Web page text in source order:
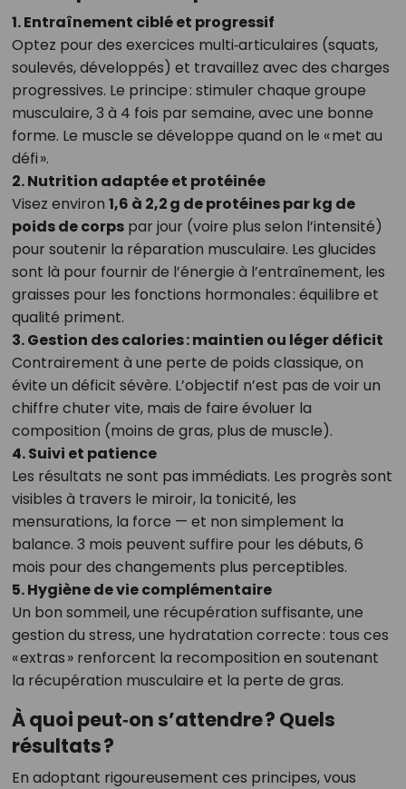
1. Entraînement ciblé et progressif
Optez pour des exercices multi‑articulaires (squats,
soulevés, développés) et travaillez avec des charges
progressives. Le principe : stimuler chaque groupe
musculaire, 3 à 4 fois par semaine, avec une bonne
forme. Le muscle se développe quand on le « met au
défi ».
2. Nutrition adaptée et protéinée
Visez environ 1,6 à 2,2 g de protéines par kg de
poids de corpspar jour (voire plus selon l’intensité)
pour soutenir la réparation musculaire. Les glucides
sont là pour fournir de l’énergie à l’entraînement, les
graisses pour les fonctions hormonales : équilibre et
qualité priment.
3. Gestion des calories : maintien ou léger déficit
Contrairement à une perte de poids classique, on
évite un déficit sévère. L’objectif n’est pas de voir un
chiffre chuter vite, mais de faire évoluer la
composition (moins de gras, plus de muscle).
4. Suivi et patience
Les résultats ne sont pas immédiats. Les progrès sont
visibles à travers le miroir, la tonicité, les
mensurations, la force — et non simplement la
balance. 3 mois peuvent suffire pour les débuts, 6
mois pour des changements plus perceptibles.
5. Hygiène de vie complémentaire
Un bon sommeil, une récupération suffisante, une
gestion du stress, une hydratation correcte : tous ces
« extras » renforcent la recomposition en soutenant
la récupération musculaire et la perte de gras.
À quoi peut‑on s’attendre ? Quels
résultats ?
En adoptant rigoureusement ces principes, vous